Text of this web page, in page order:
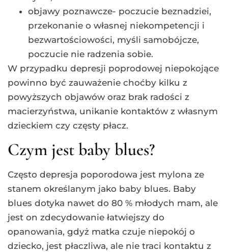
objawy poznawcze- poczucie beznadziei,
przekonanie o własnej niekompetencji i
bezwartościowości, myśli samobójcze,
poczucie nie radzenia sobie.
W przypadku depresji poprodowej niepokojące
powinno być zauważenie choćby kilku z
powyższych objawów oraz brak radości z
macierzyństwa, unikanie kontaktów z własnym
dzieckiem czy częsty płacz.
Czym jest baby blues?
Często depresja poporodowa jest mylona ze
stanem określanym jako baby blues. Baby
blues dotyka nawet do 80 % młodych mam, ale
jest on zdecydowanie łatwiejszy do
opanowania, gdyż matka czuje niepokój o
dziecko, jest płaczliwa, ale nie traci kontaktu z